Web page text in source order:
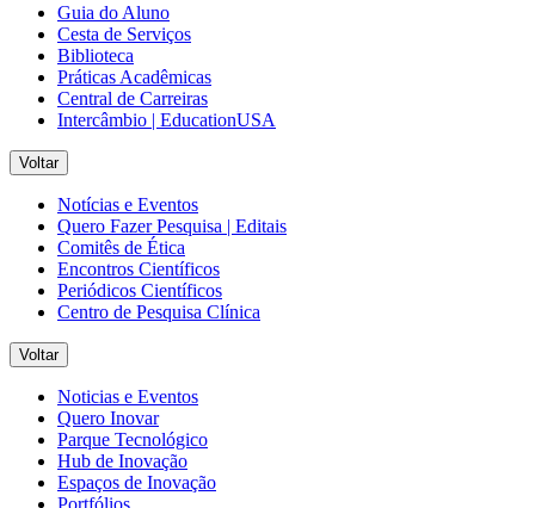
Guia do Aluno
Cesta de Serviços
Biblioteca
Práticas Acadêmicas
Central de Carreiras
Intercâmbio | EducationUSA
Voltar
Notícias e Eventos
Quero Fazer Pesquisa | Editais
Comitês de Ética
Encontros Científicos
Periódicos Científicos
Centro de Pesquisa Clínica
Voltar
Noticias e Eventos
Quero Inovar
Parque Tecnológico
Hub de Inovação
Espaços de Inovação
Portfólios